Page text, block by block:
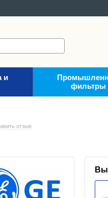
и
фильтры
отзыв